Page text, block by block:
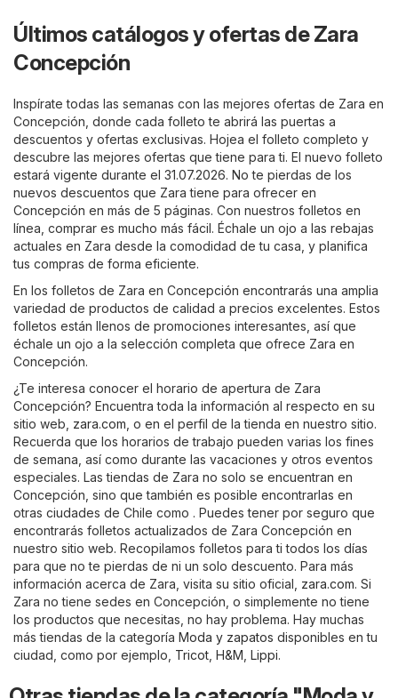
Últimos catálogos y ofertas de Zara
Concepción
Inspírate todas las semanas con las mejores ofertas de Zara en
Concepción, donde cada folleto te abrirá las puertas a
descuentos y ofertas exclusivas. Hojea el folleto completo y
descubre las mejores ofertas que tiene para ti. El nuevo folleto
estará vigente durante el 31.07.2026. No te pierdas de los
nuevos descuentos que Zara tiene para ofrecer en
Concepción en más de 5 páginas. Con nuestros folletos en
línea, comprar es mucho más fácil. Échale un ojo a las rebajas
actuales en Zara desde la comodidad de tu casa, y planifica
tus compras de forma eficiente.
En los folletos de Zara en Concepción encontrarás una amplia
variedad de productos de calidad a precios excelentes. Estos
folletos están llenos de promociones interesantes, así que
échale un ojo a la selección completa que ofrece Zara en
Concepción.
¿Te interesa conocer el horario de apertura de Zara
Concepción? Encuentra toda la información al respecto en su
sitio web, zara.com , o en el perfil de la tienda en nuestro sitio.
Recuerda que los horarios de trabajo pueden varias los fines
de semana, así como durante las vacaciones y otros eventos
especiales. Las tiendas de Zara no solo se encuentran en
Concepción, sino que también es posible encontrarlas en
otras ciudades de Chile como . Puedes tener por seguro que
encontrarás folletos actualizados de Zara Concepción en
nuestro sitio web. Recopilamos folletos para ti todos los días
para que no te pierdas de ni un solo descuento. Para más
información acerca de Zara, visita su sitio oficial, zara.com. Si
Zara no tiene sedes en Concepción, o simplemente no tiene
los productos que necesitas, no hay problema. Hay muchas
más tiendas de la categoría Moda y zapatos disponibles en tu
ciudad, como por ejemplo, Tricot H&M Lippi.